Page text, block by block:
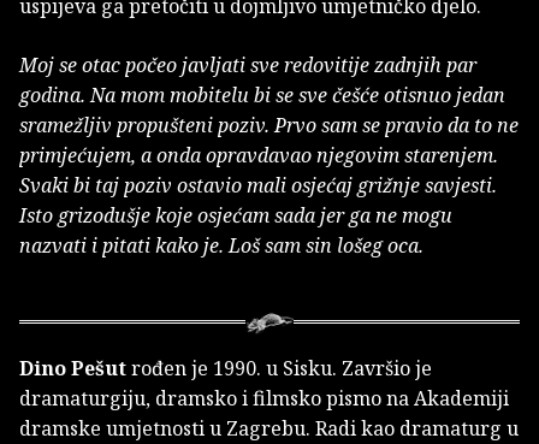
uspijeva ga pretočiti u dojmljivo umjetničko djelo.
Moj se otac počeo javljati sve redovitije zadnjih par
godina. Na mom mobitelu bi se sve češće otisnuo jedan
sramežljiv propušteni poziv. Prvo sam se pravio da to ne
primjećujem, a onda opravdavao njegovim starenjem.
Svaki bi taj poziv ostavio mali osjećaj grižnje savjesti.
Isto grizodušje koje osjećam sada jer ga ne mogu
nazvati i pitati kako je. Loš sam sin lošeg oca.
Dino Pešutrođen je 1990. u Sisku. Završio je
dramaturgiju, dramsko i filmsko pismo na Akademiji
dramske umjetnosti u Zagrebu. Radi kao dramaturg u